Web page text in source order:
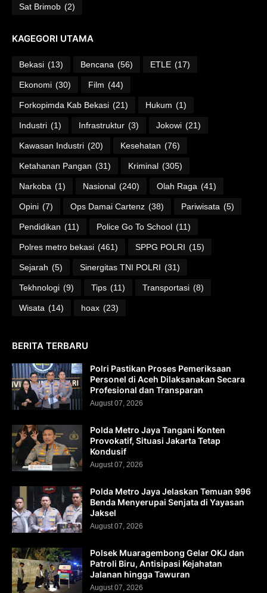
Sat Brimob (2)
KAGEGORI UTAMA
Bekasi (13) Bencana (56) ETLE (17)
Ekonomi (30) Film (44)
Forkopimda Kab Bekasi (21) Hukum (1)
Industri (1) Infrastruktur (3) Jokowi (21)
Kawasan Industri (20) Kesehatan (76)
Ketahanan Pangan (31) Kriminal (305)
Narkoba (1) Nasional (240) Olah Raga (41)
Opini (7) Ops Damai Cartenz (38) Pariwisata (5)
Pendidikan (11) Police Go To School (11)
Polres metro bekasi (461) SPPG POLRI (15)
Sejarah (5) Sinergitas TNI POLRI (31)
Tekhnologi (9) Tips (11) Transportasi (8)
Wisata (14) hoax (23)
BERITA TERBARU
Polri Pastikan Proses Pemeriksaan
Personel di Aceh Dilaksanakan Secara
Profesional dan Transparan
August 07, 2026
Polda Metro Jaya Tangani Konten
Provokatif, Situasi Jakarta Tetap
Kondusif
August 07, 2026
Polda Metro Jaya Jelaskan Temuan 996
Benda Menyerupai Senjata di Yayasan
Jaksel
August 07, 2026
Polsek Muaragembong Gelar OKJ dan
Patroli Biru, Antisipasi Kejahatan
Jalanan hingga Tawuran
August 07, 2026